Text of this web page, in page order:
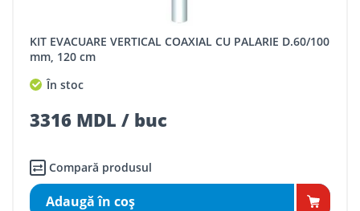
KIT EVACUARE VERTICAL COAXIAL CU PALARIE D.60/100
mm, 120 cm
În stoc
3316 MDL / buc
Compară produsul
Adaugă în coş